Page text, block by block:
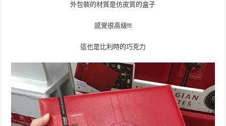
外包裝的材質是仿皮質的盒子
感覺很高級!!!
這也是比利時的巧克力